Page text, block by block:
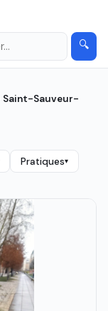
🔍
Saint-Sauveur-
Pratiques▾